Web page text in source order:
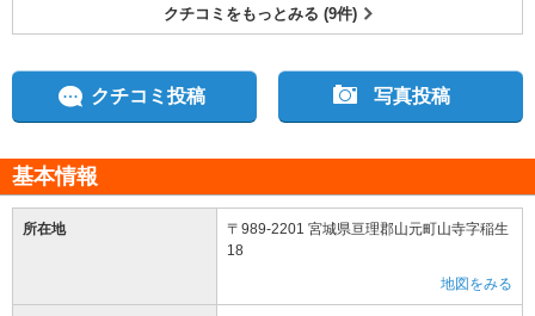
クチコミをもっとみる (9件)
クチコミ投稿 写真投稿
基本情報
所在地
〒989-2201 宮城県亘理郡山元町山寺字稲生
18
地図をみる